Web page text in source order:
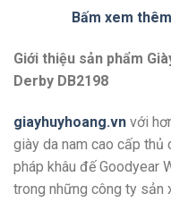
Bấm xem
Giới thiệu sản phẩm
Derby DB2198
giayhuyhoang.vn với
giày da nam cao cấp thủ
pháp khâu đế Goodyear
trong những công ty sản